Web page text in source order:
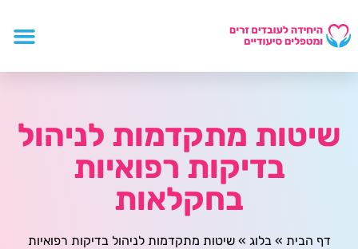
שיטות מתקדמות לניהול
בדיקות רפואיות
בחקלאות
דף הבית »בלוג »שיטות מתקדמות לניהול בדיקות רפואיות